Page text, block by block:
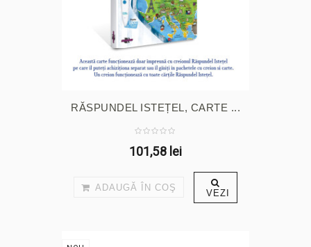
RĂSPUNDEL ISTEȚEL, CARTE ...
101,58 lei
ADAUGĂ ÎN COŞ VEZI